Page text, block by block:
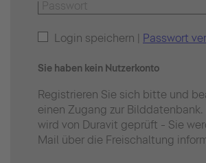
Login speichern | Passwort
Sie haben kein Nutzerkonto
Registrieren Sie sich bitte und
einen Zugang zur Bilddatenbank.
wird von Duravit geprüft - Sie
Mail über die Freischaltung